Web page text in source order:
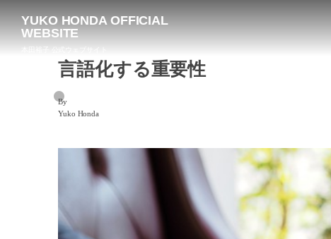
YUKO HONDA OFFICIAL
WEBSITE
言語化する重要性
By
Yuko Honda